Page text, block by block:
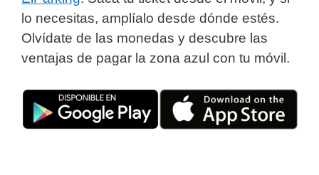
lo necesitas, amplíalo desde dónde estés.
Olvídate de las monedas y descubre las
ventajas de pagar la zona azul con tu móvil.